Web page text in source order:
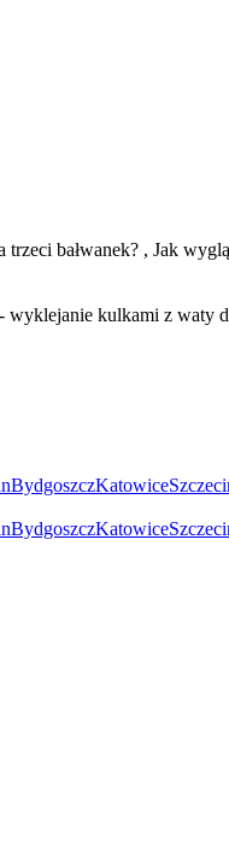
bałwanek? , Jak
kulkami z waty
BydgoszczKatowice
BydgoszczKatowice